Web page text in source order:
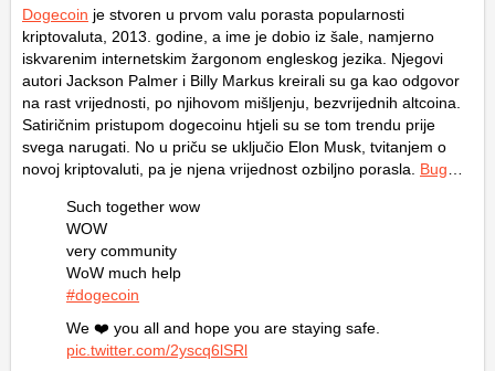
Dogecoin je stvoren u prvom valu porasta popularnosti
kriptovaluta, 2013. godine, a ime je dobio iz šale, namjerno
iskvarenim internetskim žargonom engleskog jezika. Njegovi
autori Jackson Palmer i Billy Markus kreirali su ga kao odgovor
na rast vrijednosti, po njihovom mišljenju, bezvrijednih altcoina.
Satiričnim pristupom dogecoinu htjeli su se tom trendu prije
svega narugati. No u priču se uključio Elon Musk, tvitanjem o
novoj kriptovaluti, pa je njena vrijednost ozbiljno porasla. Bug
Such together wow
WOW
very community
WoW much help
#dogecoin
We ❤️ you all and hope you are staying safe.
pic.twitter.com/2yscq6lSRl